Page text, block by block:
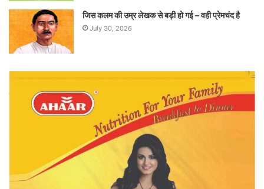
जिस कलम की उम्र लेखक से बड़ी हो गई – वही प्रेमचंद है
July 30, 2026